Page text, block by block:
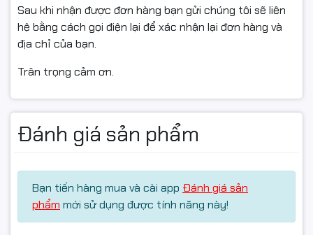
Sau khi nhận được đơn hàng bạn gửi chúng tôi sẽ liên
hệ bằng cách gọi điện lại để xác nhận lại đơn hàng và
địa chỉ của bạn.
Trân trọng cảm ơn.
Đánh giá sản phẩm
Bạn tiến hàng mua và cài app Đánh giá sản
phẩm mới sử dụng được tính năng này!